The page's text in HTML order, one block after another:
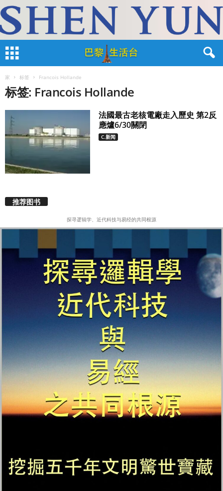
家 标签 Francois Hollande
标签: Francois Hollande
法國最古老核電廠走入歷史 第2反
應爐6/30關閉
C.新闻
推荐图书
探寻逻辑学、近代科技与易经的共同根源